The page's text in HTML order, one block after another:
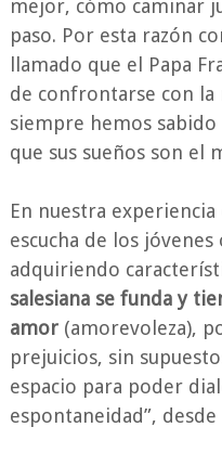
mejor, cómo caminar
paso. Por esta razón
llamado que el Papa
de confrontarse con
siempre hemos sabido
que sus sueños son el
En nuestra
escucha de los
adquiriendo
salesiana se funda y
amor(amorevoleza),
prejuicios, sin
espacio para poder
espontaneidad”,